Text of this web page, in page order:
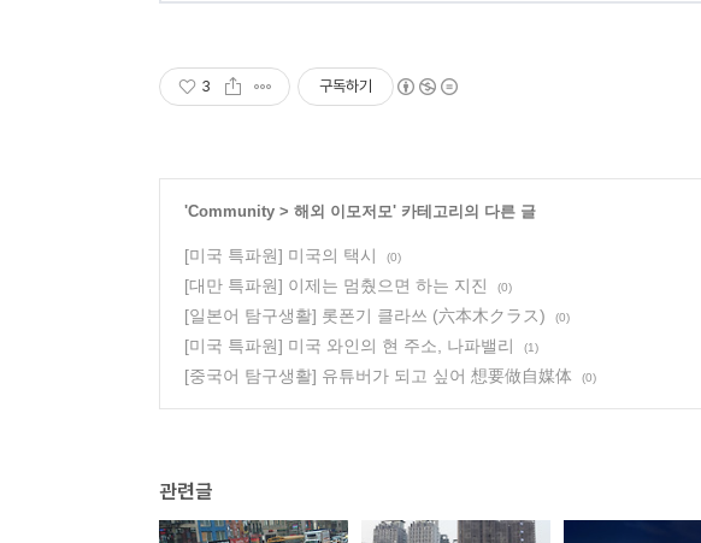
3 구독하기
'Community > 해외 이모저모' 카테고리의 다른 글
[미국 특파원] 미국의 택시 (0)
[대만 특파원] 이제는 멈췄으면 하는 지진 (0)
[일본어 탐구생활] 롯폰기 클라쓰 (六本木クラス) (0)
[미국 특파원] 미국 와인의 현 주소, 나파밸리 (1)
[중국어 탐구생활] 유튜버가 되고 싶어 想要做自媒体 (0)
관련글